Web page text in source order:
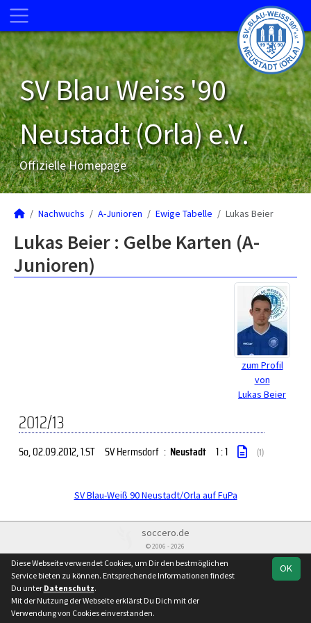
SV Blau Weiss '90
Neustadt (Orla) e.V.
Offizielle Homepage
Nachwuchs A-Junioren Ewige Tabelle Lukas Beier
Lukas Beier : Gelbe Karten (A-
Junioren)
zum Profil
von
Lukas Beier
2012/13
So, 02.09.2012, 1.ST SV Hermsdorf : Neustadt 1 : 1 (1)
SV Blau-Weiß 90 Neustadt/Orla auf FuPa
soccero.de
© 2006 - 2026
Besucherstatistik Kontakt Impressum
Geburtstage
Datenschutz
OK
Diese Webseite verwendet Cookies, um Dir den bestmöglichen
Service bieten zu können. Entsprechende Informationen findest
Du unter Datenschutz.
Mit der Nutzung der Webseite erklärst Du Dich mit der
Verwendung von Cookies einverstanden.